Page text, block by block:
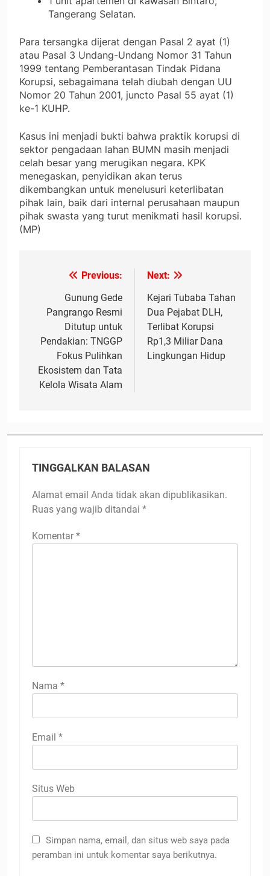
Tangerang Selatan.
Para tersangka dijerat dengan Pasal 2 ayat (1)
atau Pasal 3 Undang-Undang Nomor 31 Tahun
1999 tentang Pemberantasan Tindak Pidana
Korupsi, sebagaimana telah diubah dengan UU
Nomor 20 Tahun 2001, juncto Pasal 55 ayat (1)
ke-1 KUHP.
Kasus ini menjadi bukti bahwa praktik korupsi di
sektor pengadaan lahan BUMN masih menjadi
celah besar yang merugikan negara. KPK
menegaskan, penyidikan akan terus
dikembangkan untuk menelusuri keterlibatan
pihak lain, baik dari internal perusahaan maupun
pihak swasta yang turut menikmati hasil korupsi.
(MP)
NavigasiPrevious:
Gunung Gede
Pangrango Resmi
Ditutup untuk
Pendakian: TNGGP
Fokus Pulihkan
Ekosistem dan Tata
Kelola Wisata Alam
Next:
Kejari Tubaba Tahan
Dua Pejabat DLH,
Terlibat Korupsi
Rp1,3 Miliar Dana
Lingkungan Hidup
TINGGALKAN BALASAN
Alamat email Anda tidak akan dipublikasikan.
Ruas yang wajib ditandai *
Komentar *
Nama *
Email *
Situs Web
Simpan nama, email, dan situs web saya pada
peramban ini untuk komentar saya berikutnya.